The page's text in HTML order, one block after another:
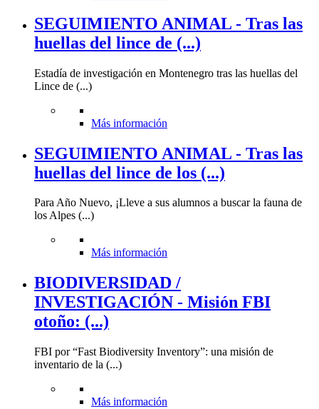
SEGUIMIENTO ANIMAL - Tras las
huellas del lince de (...)
Estadía de investigación en Montenegro tras las huellas del
Lince de (...)
Más información
SEGUIMIENTO ANIMAL - Tras las
huellas del lince de los (...)
Para Año Nuevo, ¡Lleve a sus alumnos a buscar la fauna de
los Alpes (...)
Más información
BIODIVERSIDAD /
INVESTIGACIÓN - Misión FBI
otoño: (...)
FBI por “Fast Biodiversity Inventory”: una misión de
inventario de la (...)
Más información